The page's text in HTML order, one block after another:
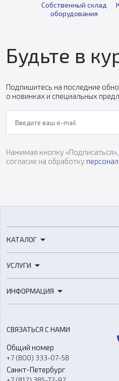
Собственный склад
оборудования
Будьте в
Подпишитесь на последние
о новинках и специальных
Нажимая кнопку
согласие на обработку
КАТАЛОГ
3D-сканеры
Расходные материалы
Оборудование и материалы для
Аксессуары и прочее
Программное обеспечение
УСЛУГИ
3D-моделирование
Ремонт и услуги
ИНФОРМАЦИЯ
О компании
Контакты
Гос. закупки
СВЯЗАТЬСЯ С НАМИ
Общий номер
+7 (800) 333-07-58
Санкт-Петербург